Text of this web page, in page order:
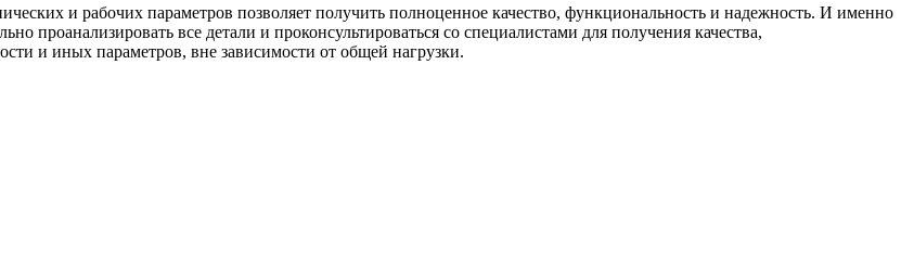
и рабочих параметров позволяет получить полноценное качество, функциональность и надежность. И именно
проанализировать все детали и проконсультироваться со специалистами для получения качества,
и иных параметров, вне зависимости от общей нагрузки.